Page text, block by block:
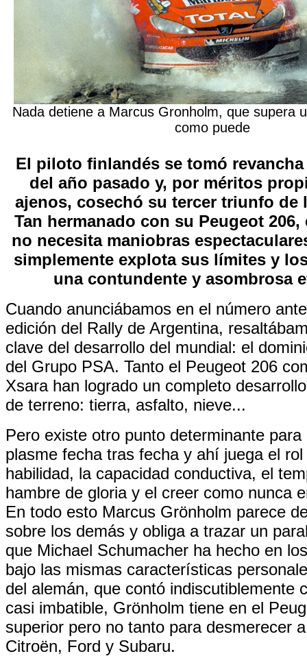
Nada detiene a Marcus Gronholm, que supera
como puede
El piloto finlandés se tomó
del año pasado y, por méritos
ajenos, cosechó su tercer triunfo de
Tan hermanado con su Peugeot
no necesita maniobras
simplemente explota sus límites y
una contundente y asombrosa
Cuando anunciábamos en el número
edición del Rally de Argentina,
clave del desarrollo del mundial: el
del Grupo PSA. Tanto el Peugeot 206
Xsara han logrado un completo
de terreno: tierra, asfalto, nieve...
Pero existe otro punto determinante
plasme fecha tras fecha y ahí juega el
habilidad, la capacidad conductiva, el
hambre de gloria y el creer como nunca
En todo esto Marcus Grönholm parece
sobre los demás y obliga a trazar un
que Michael Schumacher ha hecho en
bajo las mismas características
del alemán, que contó indiscutiblemente
casi imbatible, Grönholm tiene en el
superior pero no tanto para desmerecer
Citroën, Ford y Subaru.